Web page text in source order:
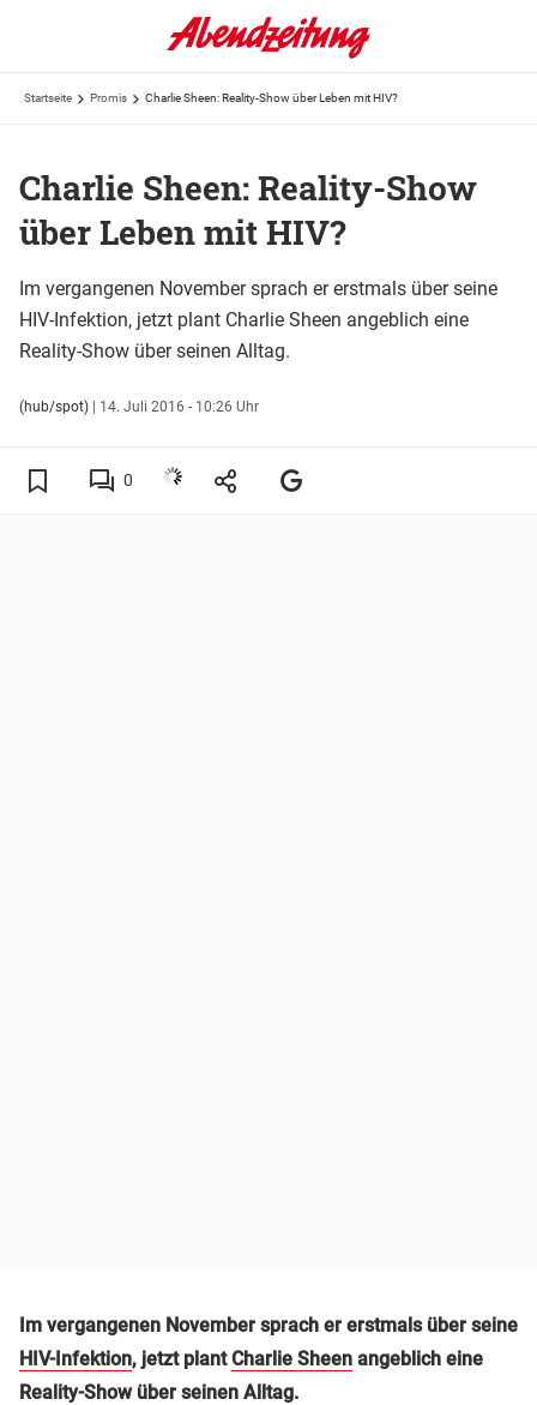
Startseite Promis Charlie Sheen: Reality-Show über Leben mit HIV?
Charlie Sheen: Reality-Show
über Leben mit HIV?
Im vergangenen November sprach er erstmals über seine
HIV-Infektion, jetzt plant Charlie Sheen angeblich eine
Reality-Show über seinen Alltag.
(hub/spot) | 14. Juli 2016 - 10:26 Uhr
0
Im vergangenen November sprach er erstmals über seine
HIV-Infektion, jetzt plantCharlie Sheen angeblich eine
Reality-Show über seinen Alltag.